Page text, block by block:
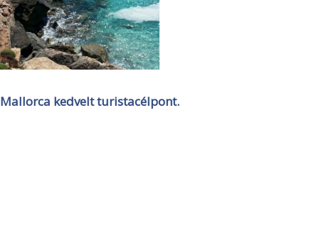
Mallorca kedvelt turistacélpont.